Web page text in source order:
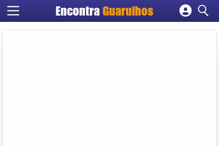
Encontra Guarulhos
Cadastrar empresa